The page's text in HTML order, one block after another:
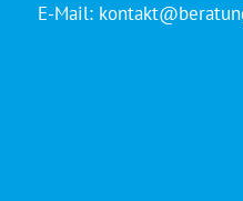
E-Mail: